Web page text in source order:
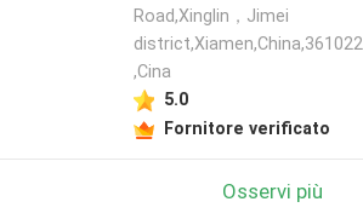
Road,Xinglin，Jimei
district,Xiamen,China,361022
,Cina
5.0
Fornitore verificato
Osservi più